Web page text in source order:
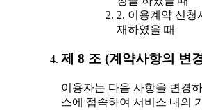
2. 이용계약 신청
재하였을 때
제 8 조 (계약사항의 변
이용자는 다음 사항을 변경
스에 접속하여 서비스 내의